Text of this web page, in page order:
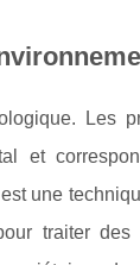
Les
et
une
traiter des